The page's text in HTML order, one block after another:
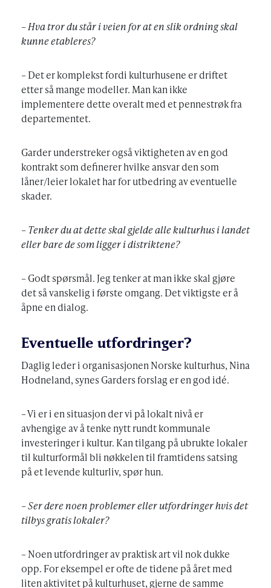
– Hva tror du står i veien for at en slik ordning skal
kunne etableres?
– Det er komplekst fordi kulturhusene er driftet
etter så mange modeller. Man kan ikke
implementere dette overalt med et pennestrøk fra
departementet.
Garder understreker også viktigheten av en god
kontrakt som definerer hvilke ansvar den som
låner/leier lokalet har for utbedring av eventuelle
skader.
– Tenker du at dette skal gjelde alle kulturhus i landet
eller bare de som ligger i distriktene?
– Godt spørsmål. Jeg tenker at man ikke skal gjøre
det så vanskelig i første omgang. Det viktigste er å
åpne en dialog.
Eventuelle utfordringer?
Daglig leder i organisasjonen Norske kulturhus, Nina
Hodneland, synes Garders forslag er en god idé.
– Vi er i en situasjon der vi på lokalt nivå er
avhengige av å tenke nytt rundt kommunale
investeringer i kultur. Kan tilgang på ubrukte lokaler
til kulturformål bli nøkkelen til framtidens satsing
på et levende kulturliv, spør hun.
– Ser dere noen problemer eller utfordringer hvis det
tilbys gratis lokaler?
– Noen utfordringer av praktisk art vil nok dukke
opp. For eksempel er ofte de tidene på året med
liten aktivitet på kulturhuset, gjerne de samme